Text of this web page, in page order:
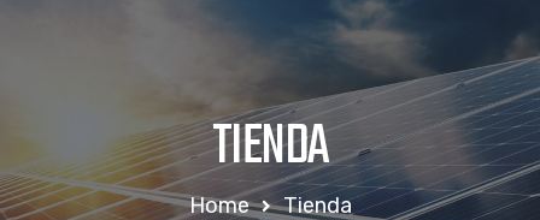
TIENDA
Home Tienda